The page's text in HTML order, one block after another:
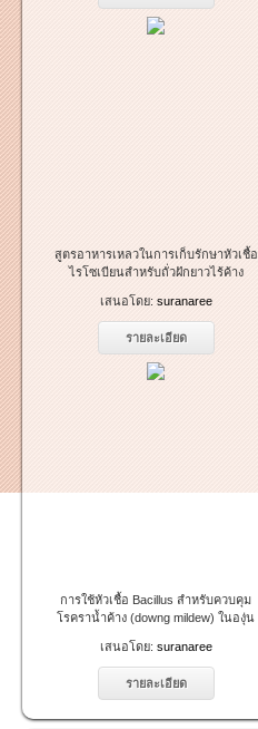
สูตรอาหารเหลวในการเก็บรักษาหัวเชื้อ
ไรโซเบียนสำหรับถั่วฝักยาวไร้ค้าง
เสนอโดย: suranaree
รายละเอียด
การใช้หัวเชื้อ Bacillus สำหรับควบคุม
โรคราน้ำค้าง (downg mildew) ในองุ่น
เสนอโดย: suranaree
รายละเอียด